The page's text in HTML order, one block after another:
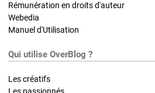
Rémunération en droits d'auteur
Webedia
Manuel d'Utilisation
Qui utilise OverBlog ?
Les créatifs